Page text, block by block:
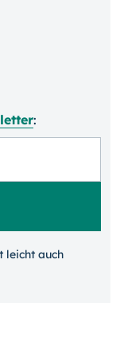
:
leicht auch